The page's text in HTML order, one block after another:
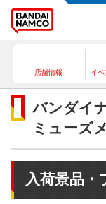
店舗情報 イ
バンダイ
ミューズ
入荷景品・